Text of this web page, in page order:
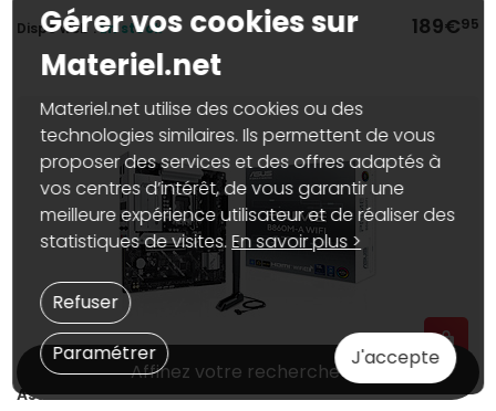
189€95
Dispo web :En stock
Asus PRIME B860M-A WIFI
Affinez votre recherche
Gérer vos cookies sur
Materiel.net
Materiel.net utilise des cookies ou des
technologies similaires. Ils permettent de vous
proposer des services et des offres adaptés à
vos centres d’intérêt, de vous garantir une
meilleure expérience utilisateur et de réaliser des
statistiques de visites.En savoir plus >
J'accepte
Paramétrer
Refuser